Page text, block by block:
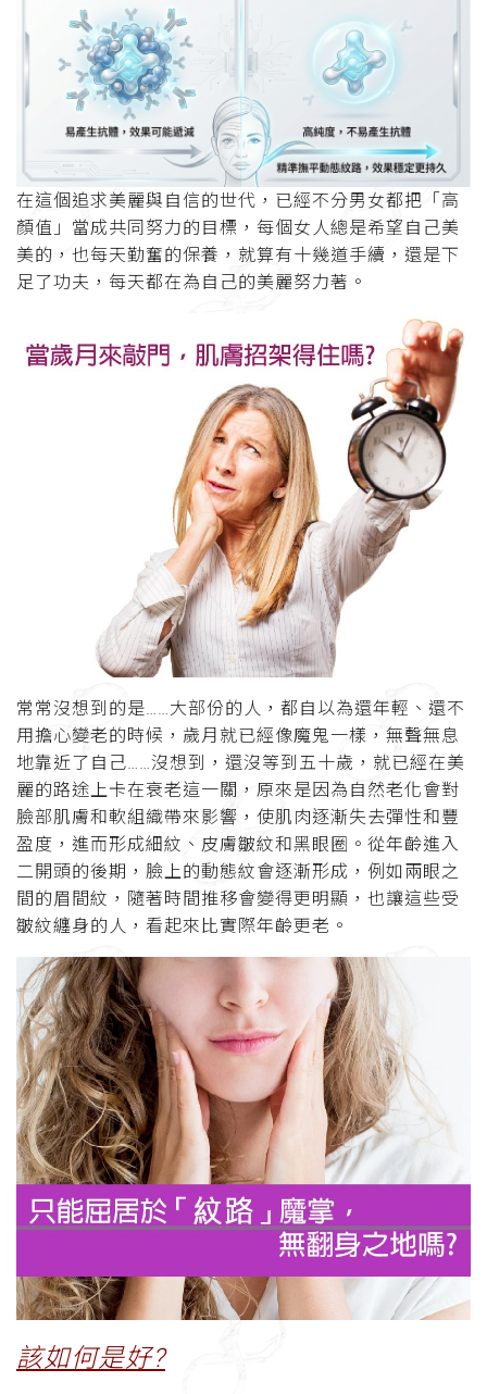
在這個追求美麗與自信的世代，已經不分男女都把「高
顏值」當成共同努力的目標，每個女人總是希望自己美
美的，也每天勤奮的保養，就算有十幾道手續，還是下
足了功夫，每天都在為自己的美麗努力著。
常常沒想到的是……大部份的人，都自以為還年輕、還不
用擔心變老的時候，歲月就已經像魔鬼一樣，無聲無息
地靠近了自己……沒想到，還沒等到五十歲，就已經在美
麗的路途上卡在衰老這一關，原來是因為自然老化會對
臉部肌膚和軟組織帶來影響，使肌肉逐漸失去彈性和豐
盈度，進而形成細紋、皮膚皺紋和黑眼圈。從年齡進入
二開頭的後期，臉上的動態紋會逐漸形成，例如兩眼之
間的眉間紋，隨著時間推移會變得更明顯，也讓這些受
皺紋纏身的人，看起來比實際年齡更老。
該如何是好?